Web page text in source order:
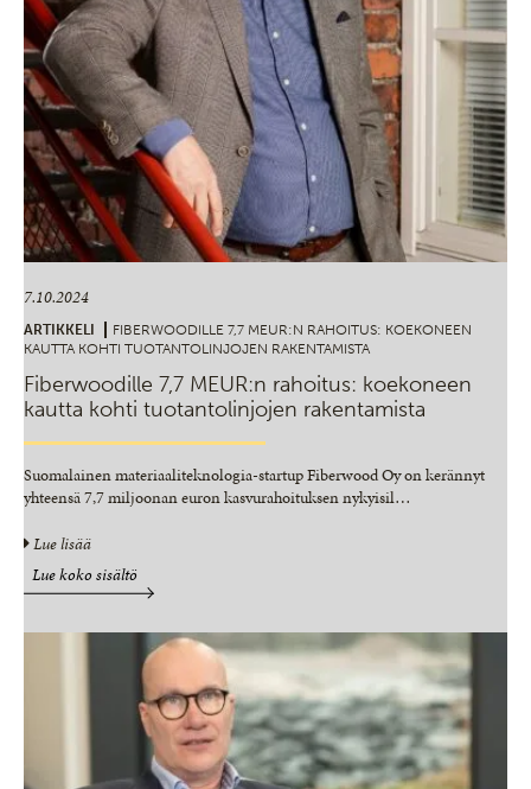
7.10.2024
ARTIKKELI
FIBERWOODILLE 7,7 MEUR:N RAHOITUS: KOEKONEEN
KAUTTA KOHTI TUOTANTOLINJOJEN RAKENTAMISTA
Fiberwoodille 7,7 MEUR:n rahoitus: koekoneen
kautta kohti tuotantolinjojen rakentamista
Suomalainen materiaaliteknologia-startup Fiberwood Oy on kerännyt
yhteensä 7,7 miljoonan euron kasvurahoituksen nykyisil…
Lue lisää
Lue koko sisältö